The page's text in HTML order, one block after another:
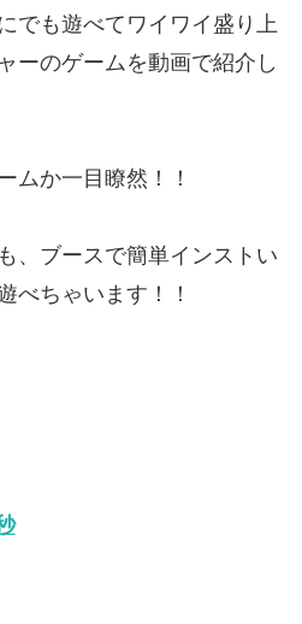
でも遊べてワイワイ盛り上
ーのゲームを動画で紹介し
ムか一目瞭然！！
、ブースで簡単インストい
べちゃいます！！